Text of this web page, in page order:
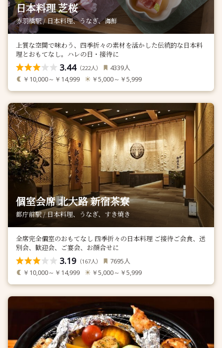
日本料理 芝桜
赤羽橋駅 / 日本料理、うなぎ、海鮮
上質な空間で味わう、四季折々の素材を活かした伝統的な日本料
理とおもてなし。ハレの日・接待に
3.44（222人） 4339人
￥10,000～￥14,999 ￥5,000～￥5,999
個室会席 北大路 新宿茶寮
都庁前駅 / 日本料理、うなぎ、すき焼き
全席完全個室のおもてなし 四季折々の日本料理 ご接待ご会食、送
別会、歓迎会、ご宴会、お顔合せに
3.19 （167人） 7695人
￥10,000～￥14,999 ￥5,000～￥5,999